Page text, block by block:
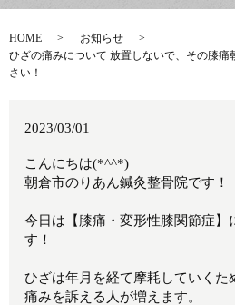
HOME
お知らせ
ひざの痛みについて 放置しないで、その膝
さい！
2023/03/01
こんにちは(*^^*)
朝倉市のりあん鍼灸整骨院です！
今日は【膝痛・変形性膝関節症】
す！
ひざは年月を経て摩耗していくた
痛みを訴える人が増えます。